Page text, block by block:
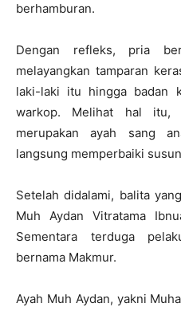
berhamburan.
Dengan refleks, pria
melayangkan tamparan
laki-laki itu hingga badan
warkop. Melihat hal itu,
merupakan ayah sang
langsung memperbaiki
Setelah didalami, balita
Muh Aydan Vitratama
Sementara terduga
bernama Makmur.
Ayah Muh Aydan, yakni